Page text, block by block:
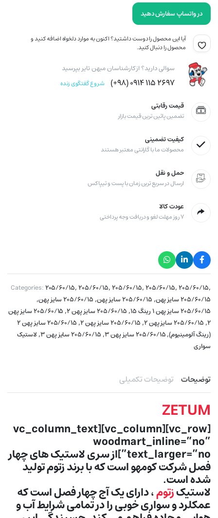
در واتساپ سفارش دهید
آیا این محصول را دوست داشتید؟ اکنون به موارد دلخواه اضافه کنید و
محصول را دنبال کنید.
سوالی دارید؟ از کارشناسان میهن تایر بپرسید
۲۶۹۷ ۱۱۵ ۰۹۱۴ (۹۸+) شروع گفتگوی زنده
قیمت رقابتی
تضمین پائین ترین قیمت بازار
کیفیت تضمینی
محصولات ما با گارانتی معتبر هستند
حمل و نقل
ارسال در سریع ترین زمان با پست و تیپاکس
عودت کالا
۷ روز مهلت لغو و دریافت وجه پرداختی
Categories:۲۰۵/۶۰/۱۵,۲۰۵/۶۰/۱۵,۲۰۵/۶۰/۱۵,۲۰۵/۶۰/۱۵,۲۰۵/۶۰/۱۵,
۲۰۵/۶۰/۱۵ سایز پهن , ۲۰۵/۶۰/۱۵ سایز پهن , ۲۰۵/۶۰/۱۵ سایز پهن ,
۲۰۵/۶۰/۱۵ سایز پهن ۱ رینگ ۱۵ , ۲۰۵/۶۰/۱۵ سایز پهن ۲ ,
۲۰۵/۶۰/۱۵ سایز پهن
۲, ۲۰۵/۶۰/۱۵ سایز پهن ۲ , ۲۰۵/۶۰/۱۵ سایز پهن ۲ ,
۲۰۵/۶۰/۱۵ سایز پهن ۲
(رینگ آلومینیوم),۲۰۵/۶۰/۱۵ سایز پهن ۳ , ۲۰۵/۶۰/۱۵ سایز پهن ۳ , لاستیک
سواری
توضیحات توضیحات تکمیلی
ZETUM
[vc_row][vc_column][vc_column_text
woodmart_inline=”no”
text_larger=”no”]از سری لاستیک های چهار
فصل شرکت کومهو است که با برند زتوم تولید
شده است.
لاستیکزتوم، دارای یک آج چهار فصل است که
عمکلرد و سواری خوبی را در تمامی شرایط آب و